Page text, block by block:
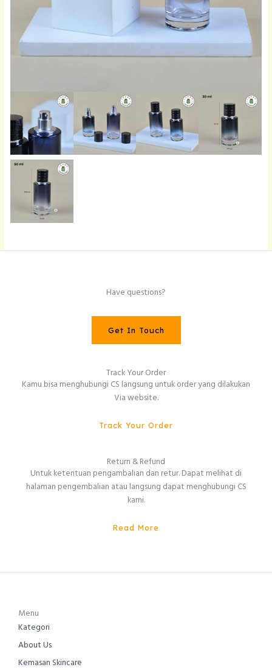
Have questions?
Get In Touch
Track Your Order
Kamu bisa menghubungi CS langsung untuk order yang dilakukan
Via website.
Track Your Order
Return & Refund
Untuk ketentuan pengambalian dan retur. Dapat melihat di
halaman pengembalian atau langsung dapat menghubungi CS
kami.
Read More
Menu
Kategori
About Us
Kemasan Skincare